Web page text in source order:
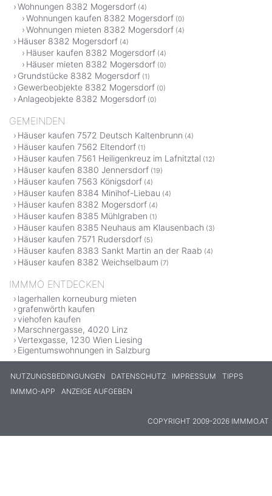
Wohnungen 8382 Mogersdorf (4)
Wohnungen kaufen 8382 Mogersdorf (0)
Wohnungen mieten 8382 Mogersdorf (4)
Häuser 8382 Mogersdorf (4)
Häuser kaufen 8382 Mogersdorf (4)
Häuser mieten 8382 Mogersdorf (0)
Grundstücke 8382 Mogersdorf (1)
Gewerbeobjekte 8382 Mogersdorf (0)
Anlageobjekte 8382 Mogersdorf (0)
GEMEINDEN
Häuser kaufen 7572 Deutsch Kaltenbrunn (4)
Häuser kaufen 7562 Eltendorf (1)
Häuser kaufen 7561 Heiligenkreuz im Lafnitztal (12)
Häuser kaufen 8380 Jennersdorf (19)
Häuser kaufen 7563 Königsdorf (4)
Häuser kaufen 8384 Minihof-Liebau (4)
Häuser kaufen 8382 Mogersdorf (4)
Häuser kaufen 8385 Mühlgraben (1)
Häuser kaufen 8385 Neuhaus am Klausenbach (3)
Häuser kaufen 7571 Rudersdorf (5)
Häuser kaufen 8383 Sankt Martin an der Raab (4)
Häuser kaufen 8382 Weichselbaum (7)
IMMMO ENTDECKEN
lagerhallen korneuburg mieten
grafenwörth kaufen
viehofen kaufen
Marschnergasse, 4020 Linz
Vertexgasse, 1230 Wien Liesing
Eigentumswohnungen in Salzburg
NUTZUNGSBEDINGUNGEN DATENSCHUTZ IMPRESSUM
TIPPS
IMMMO-APP
ANZEIGE AUFGEBEN
COPYRIGHT 2009-2026 IMMMO.AT